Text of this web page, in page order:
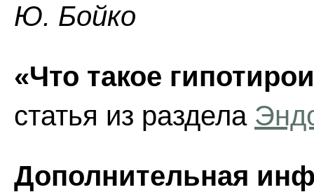
Ю. Бойко
«Что такое
статья из раздела
Дополнительная